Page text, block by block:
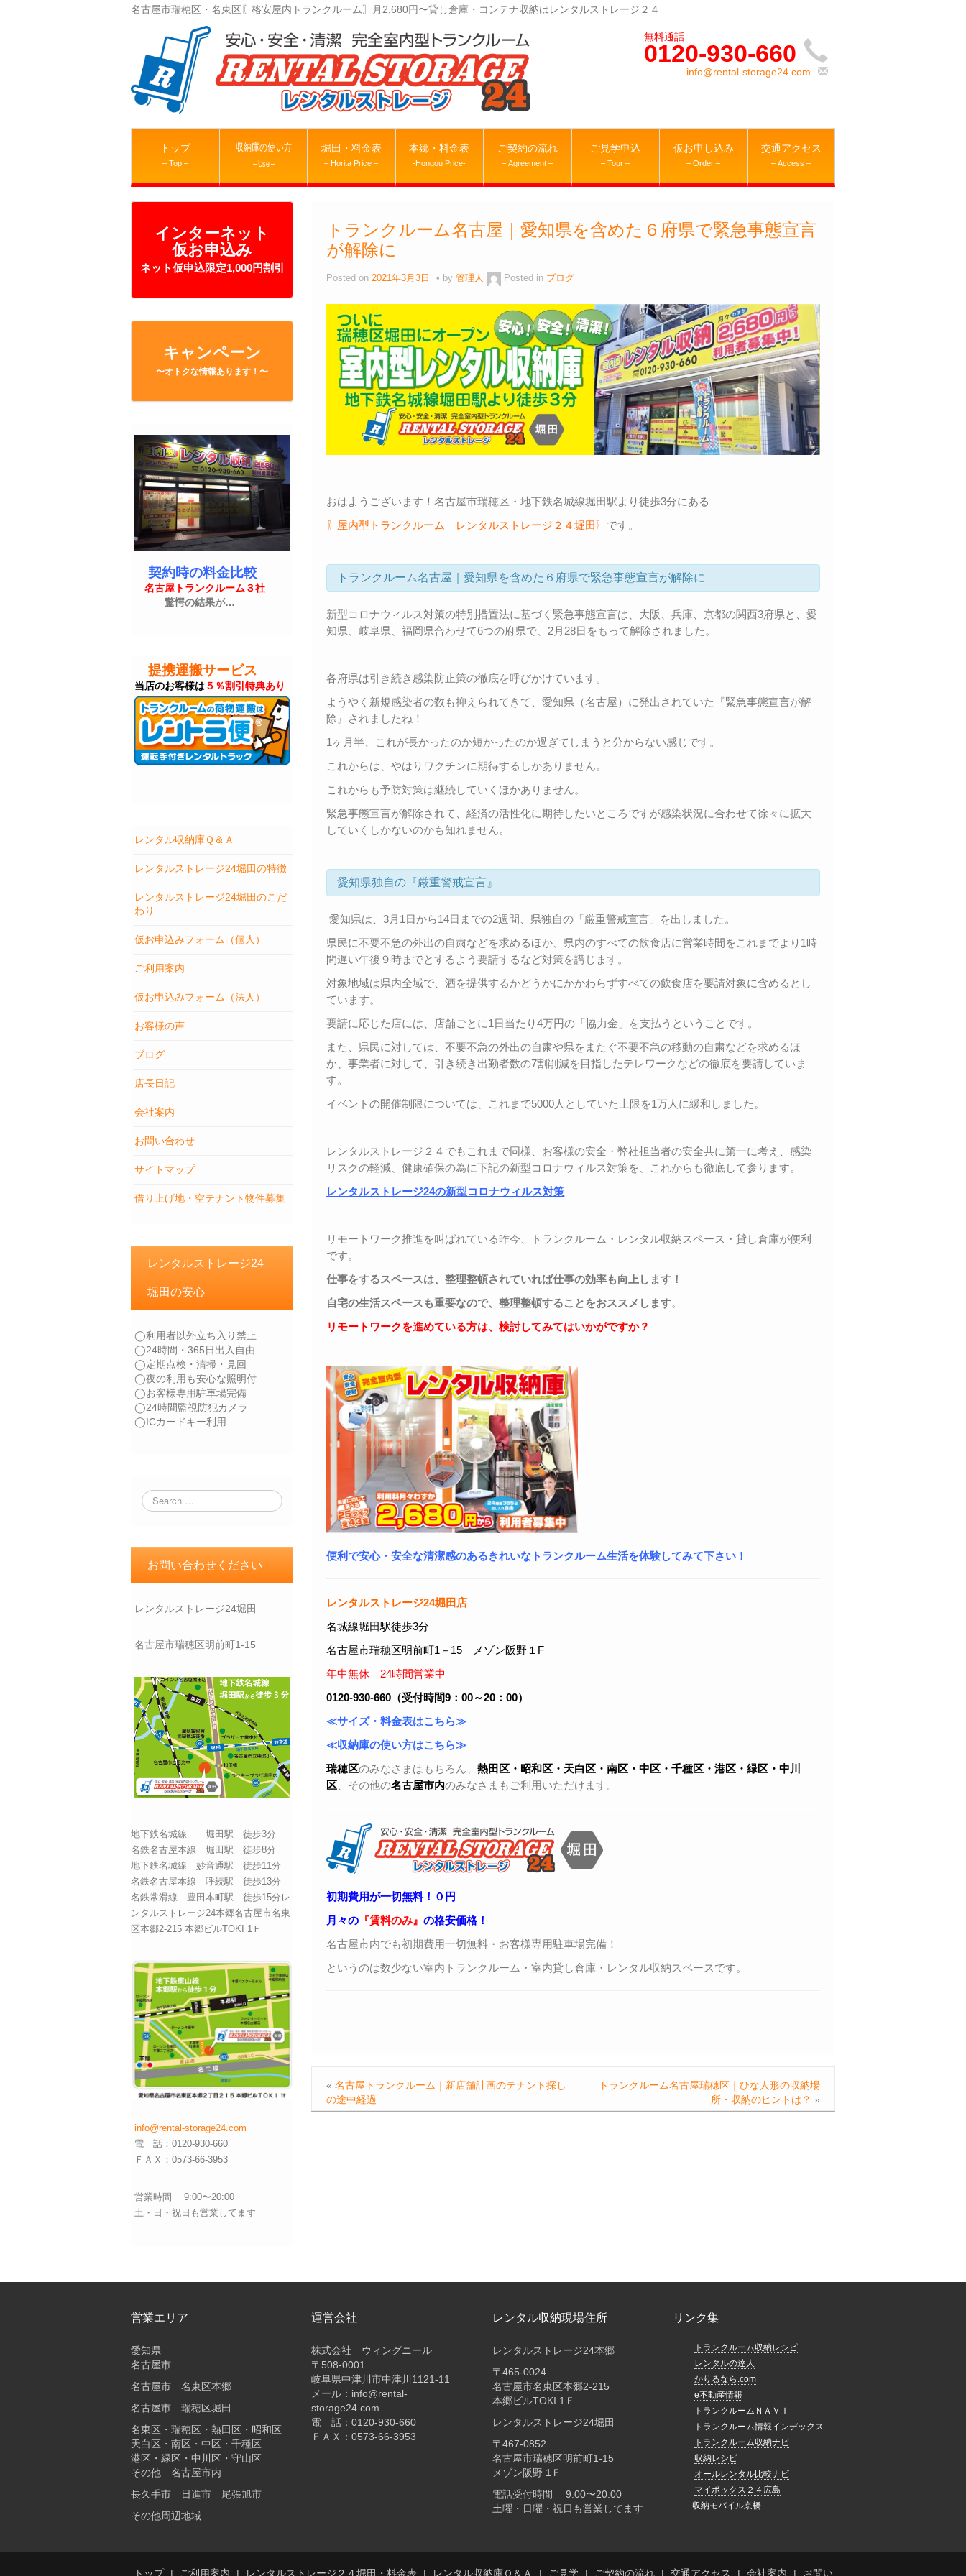
名古屋市瑞穂区・名東区〖格安屋内トランクルーム〗月2,680円〜貸し倉庫・コンテナ収納はレンタルストレージ２４
0120-930-660
info@rental-storage24.com
トップ
– Top –
収納庫の使い方
– Use –
堀田・料金表
– Horita Price –
本郷・料金表
-Hongou Price-
ご契約の流れ
– Agreement –
ご見学申込
– Tour –
仮お申し込み
– Order –
交通アクセス
– Access –
インターネット
仮お申込み
ネット仮申込限定1,000円割引
キャンペーン
〜オトクな情報あります！〜
契約時の料金比較
名古屋トランクルーム３社
驚愕の結果が…
提携運搬サービス
当店のお客様は５％割引特典あり
レンタル収納庫Ｑ＆Ａ
レンタルストレージ24堀田の特徴
レンタルストレージ24堀田のこだ
わり
仮お申込みフォーム（個人）
ご利用案内
仮お申込みフォーム（法人）
お客様の声
ブログ
店長日記
会社案内
お問い合わせ
サイトマップ
借り上げ地・空テナント物件募集
レンタルストレージ24
堀田の安心
◯利用者以外立ち入り禁止
◯24時間・365日出入自由
◯定期点検・清掃・見回
◯夜の利用も安心な照明付
◯お客様専用駐車場完備
◯24時間監視防犯カメラ
◯ICカードキー利用
お問い合わせください
レンタルストレージ24堀田
名古屋市瑞穂区明前町1-15
地下鉄名城線 堀田駅 徒歩3分
名鉄名古屋本線 堀田駅 徒歩8分
地下鉄名城線 妙音通駅 徒歩11分
名鉄名古屋本線 呼続駅 徒歩13分
名鉄常滑線 豊田本町駅 徒歩15分レ
ンタルストレージ24本郷名古屋市名東
区本郷2-215 本郷ビルTOKI 1Ｆ
info@rental-storage24.com
電 話：0120-930-660
ＦＡＸ：0573-66-3953
営業時間 9:00〜20:00
土・日・祝日も営業してます
トランクルーム名古屋｜愛知県を含めた６府県で緊急事態宣言
が解除に
Posted on2021年3月3日 by管理人 Posted in ブログ
おはようございます！名古屋市瑞穂区・地下鉄名城線堀田駅より徒歩3分にある
〖屋内型トランクルーム レンタルストレージ２４堀田〗 です。
トランクルーム名古屋｜愛知県を含めた６府県で緊急事態宣言が解除に
新型コロナウィルス対策の特別措置法に基づく緊急事態宣言は、大阪、兵庫、京都の関西3府県と、愛
知県、岐阜県、福岡県合わせて6つの府県で、2月28日をもって解除されました。
各府県は引き続き感染防止策の徹底を呼びかけています。
ようやく新規感染者の数も抑えられてきて、愛知県（名古屋）に発出されていた『緊急事態宣言が解
除』されましたね！
1ヶ月半、これが長かったのか短かったのか過ぎてしまうと分からない感じです。
これからは、やはりワクチンに期待するしかありません。
これからも予防対策は継続していくほかありません。
緊急事態宣言が解除されて、経済の活性化に期待したいところですが感染状況に合わせて徐々に拡大
していくしかないのかも知れません。
愛知県独自の『厳重警戒宣言』
愛知県は、3月1日から14日までの2週間、県独自の「厳重警戒宣言」を出しました。
県民に不要不急の外出の自粛などを求めるほか、県内のすべての飲食店に営業時間をこれまでより1時
間遅い午後９時までとするよう要請するなど対策を講じます。
対象地域は県内全域で、酒を提供するかどうかにかかわらずすべての飲食店を要請対象に含めるとし
ています。
要請に応じた店には、店舗ごとに1日当たり4万円の「協力金」を支払うということです。
また、県民に対しては、不要不急の外出の自粛や県をまたぐ不要不急の移動の自粛などを求めるほ
か、事業者に対して、引き続き出勤者数の7割削減を目指したテレワークなどの徹底を要請していま
す。
イベントの開催制限については、これまで5000人としていた上限を1万人に緩和しました。
レンタルストレージ２４でもこれまで同様、お客様の安全・弊社担当者の安全共に第一に考え、感染
リスクの軽減、健康確保の為に下記の新型コロナウィルス対策を、これからも徹底して参ります。
レンタルストレージ24の新型コロナウィルス対策
リモートワーク推進を叫ばれている昨今、トランクルーム・レンタル収納スペース・貸し倉庫が便利
です。
仕事をするスペースは、整理整頓されていれば仕事の効率も向上します！
自宅の生活スペースも重要なので、整理整頓することをおススメします。
リモートワークを進めている方は、検討してみてはいかがですか？
便利で安心・安全な清潔感のあるきれいなトランクルーム生活を体験してみて下さい！
レンタルストレージ24堀田店
名城線堀田駅徒歩3分
名古屋市瑞穂区明前町1－15 メゾン阪野１F
年中無休 24時間営業中
0120-930-660（受付時間9：00～20：00）
≪サイズ・料金表はこちら≫
≪収納庫の使い方はこちら≫
瑞穂区のみなさまはもちろん、熱田区・昭和区・天白区・南区・中区・千種区・港区・緑区・中川
区 、その他の名古屋市内のみなさまもご利用いただけます。
初期費用が一切無料！０円
月々の 『賃料のみ』の格安価格！
名古屋市内でも初期費用一切無料・お客様専用駐車場完備！
というのは数少ない室内トランクルーム・室内貸し倉庫・レンタル収納スペースです。
«名古屋トランクルーム｜新店舗計画のテナント探し
の途中経過
トランクルーム名古屋瑞穂区｜ひな人形の収納場
所・収納のヒントは？ »
営業エリア
愛知県
名古屋市
名古屋市 名東区本郷
名古屋市 瑞穂区堀田
名東区・瑞穂区・熱田区・昭和区
天白区・南区・中区・千種区
港区・緑区・中川区・守山区
その他 名古屋市内
長久手市 日進市 尾張旭市
その他周辺地域
運営会社
株式会社 ウィングニール
〒508-0001
岐阜県中津川市中津川1121-11
メール：info@rental-
storage24.com
電 話：0120-930-660
ＦＡＸ：0573-66-3953
レンタル収納現場住所
レンタルストレージ24本郷
〒465-0024
名古屋市名東区本郷2-215
本郷ビルTOKI 1Ｆ
レンタルストレージ24堀田
〒467-0852
名古屋市瑞穂区明前町1-15
メゾン阪野 1Ｆ
電話受付時間 9:00〜20:00
土曜・日曜・祝日も営業してます
リンク集
トランクルーム収納レシピ
レンタルの達人
かりるなら.com
e不動産情報
トランクルームＮＡＶＩ
トランクルーム情報インデックス
トランクルーム収納ナビ
収納レシピ
オールレンタル比較ナビ
マイボックス２４広島
収納モバイル京橋
トップ ご利用案内 レンタルストレージ２４堀田・料金表 レンタル収納庫Ｑ＆Ａ ご見学 ご契約の流れ 交通アクセス 会社案内 お問い